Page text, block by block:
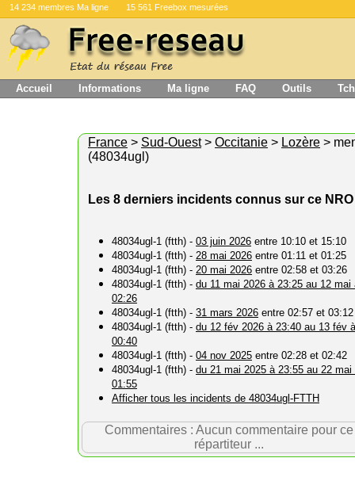
14 234 membres Ma ligne 15 561 Freebox mesurées
Accueil Informations Ma ligne FAQ Outils
France > Sud-Ouest> Occitanie > Lozère >
(48034ugl)
Les 8 derniers incidents connus sur ce NRO
48034ugl-1 (ftth) - 03 juin 2026 entre 10:10 et 15:10
48034ugl-1 (ftth) - 28 mai 2026 entre 01:11 et 01:25
48034ugl-1 (ftth) - 20 mai 2026 entre 02:58 et 03:26
48034ugl-1 (ftth) - du 11 mai 2026 à 23:25 au 12 mai
02:26
48034ugl-1 (ftth) - 31 mars 2026 entre 02:57 et 03:12
48034ugl-1 (ftth) - du 12 fév 2026 à 23:40 au 13 fév à
00:40
48034ugl-1 (ftth) - 04 nov 2025 entre 02:28 et 02:42
48034ugl-1 (ftth) - du 21 mai 2025 à 23:55 au 22 mai
01:55
Afficher tous les incidents de 48034ugl-FTTH
Commentaires : Aucun commentaire pour ce
répartiteur ...